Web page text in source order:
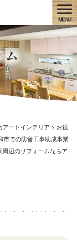
ム
ートインテリア > お役
市での防音工事助成事業
辺のリフォームならア